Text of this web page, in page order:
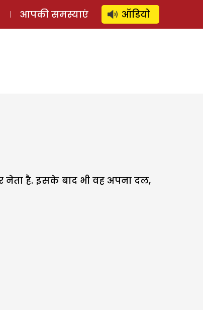
लॉग इन ⚲ SUBSCRIBE
आपकी समस्याएं ऑडियो
नेता है. इसके बाद भी वह अपना दल,